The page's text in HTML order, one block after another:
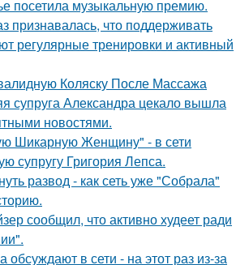
посетила музыкальную премию.
признавалась, что поддерживать
регулярные тренировки и активный
Коляску После Массажа
супруга Александра цекало вышла
новостями.
Шикарную Женщину" - в сети
супругу Григория Лепса.
развод - как сеть уже "Собрала"
сообщил, что активно худеет ради
обсуждают в сети - на этот раз из-за